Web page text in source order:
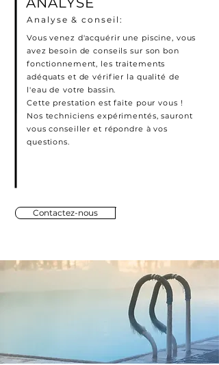
Analyse & conseil:
Vous venez d'acquérir une piscine, vous
avez besoin de conseils sur son bon
fonctionnement, les traitements
adéquats et de vérifier la qualité de
l'eau de votre bassin.
Cette prestation est faite pour vous !
Nos techniciens expérimentés, sauront
vous conseiller et répondre à vos
questions.
Contactez-nous